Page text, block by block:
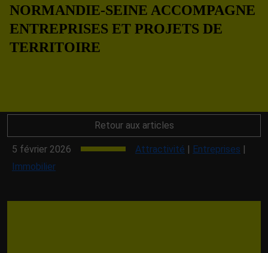
NORMANDIE-SEINE ACCOMPAGNE
ENTREPRISES ET PROJETS DE
TERRITOIRE
Retour aux articles
5 février 2026 Attractivité | Entreprises |
Immobilier